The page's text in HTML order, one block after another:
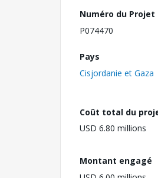
Numéro du Projet
P074470
Pays
Cisjordanie et Gaza
Coût total du
USD 6.80 millions
Montant engagé